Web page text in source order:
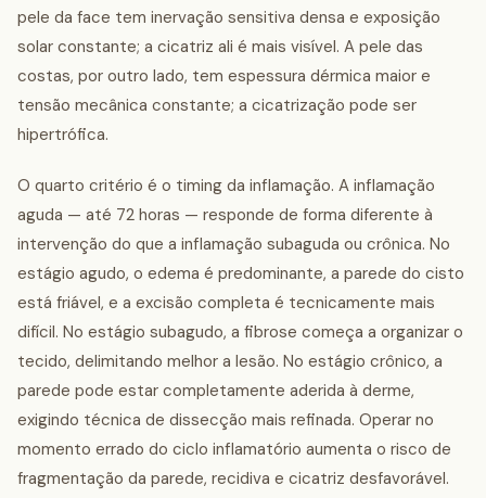
pele da face tem inervação sensitiva densa e exposição
solar constante; a cicatriz ali é mais visível. A pele das
costas, por outro lado, tem espessura dérmica maior e
tensão mecânica constante; a cicatrização pode ser
hipertrófica.
O quarto critério é o timing da inflamação. A inflamação
aguda — até 72 horas — responde de forma diferente à
intervenção do que a inflamação subaguda ou crônica. No
estágio agudo, o edema é predominante, a parede do cisto
está friável, e a excisão completa é tecnicamente mais
difícil. No estágio subagudo, a fibrose começa a organizar o
tecido, delimitando melhor a lesão. No estágio crônico, a
parede pode estar completamente aderida à derme,
exigindo técnica de dissecção mais refinada. Operar no
momento errado do ciclo inflamatório aumenta o risco de
fragmentação da parede, recidiva e cicatriz desfavorável.